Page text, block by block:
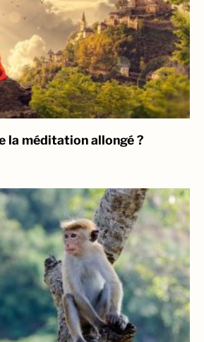
la méditation allongé ?